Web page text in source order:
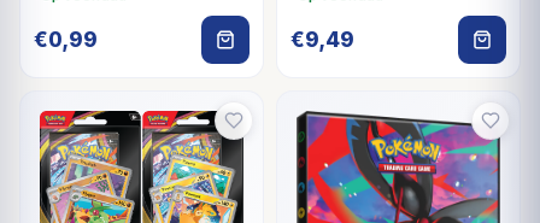
€0,99 €9,49